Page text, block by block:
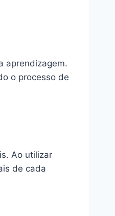
aprendizagem.
o processo de
Ao utilizar
de cada